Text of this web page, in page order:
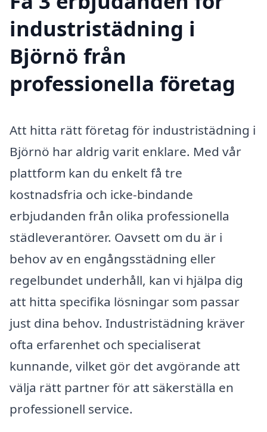
industristädning i
Björnö från
professionella företag
Att hitta rätt företag för industristädning i
Björnö har aldrig varit enklare. Med vår
plattform kan du enkelt få tre
kostnadsfria och icke-bindande
erbjudanden från olika professionella
städleverantörer. Oavsett om du är i
behov av en engångsstädning eller
regelbundet underhåll, kan vi hjälpa dig
att hitta specifika lösningar som passar
just dina behov. Industristädning kräver
ofta erfarenhet och specialiserat
kunnande, vilket gör det avgörande att
välja rätt partner för att säkerställa en
professionell service.